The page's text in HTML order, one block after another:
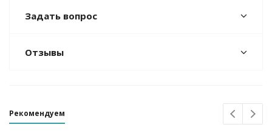
Задать вопрос
Отзывы
Рекомендуем